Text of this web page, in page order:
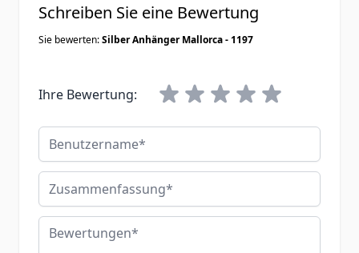
Schreiben Sie eine Bewertung
Sie bewerten:Silber Anhänger Mallorca - 1197
Ihre Bewertung:
Benutzername
Zusammenfassung
Bewertungen